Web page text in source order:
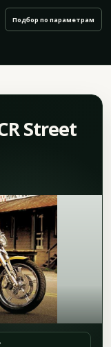
Подбор по параметрам
Street